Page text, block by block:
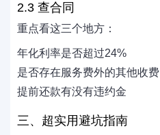
2.3 查合同
重点看这三个地方：
年化利率是否超过24%
是否存在服务费外的其他收费
提前还款有没有违约金
三、超实用避坑指南